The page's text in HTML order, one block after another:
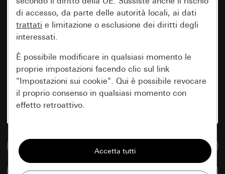
Confronta articoli
di accesso, da parte delle autorità locali, ai dati
trattati e limitazione o esclusione dei diritti degli
interessati.
È possibile modificare in qualsiasi momento le
proprie impostazioni facendo clic sul link
"Impostazioni sui cookie". Qui è possibile revocare
il proprio consenso in qualsiasi momento con
effetto retroattivo.
Tutti i cookie necessari per poter mostrare la
pagina.